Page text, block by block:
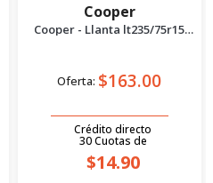
Cooper
Cooper - Llanta lt235/75r15
Oferta: $163.00
Crédito directo
30Cuotas de
$14.90